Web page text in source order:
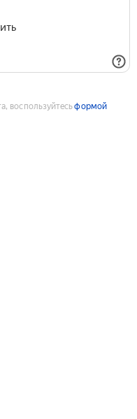
воспользуйтесьформой